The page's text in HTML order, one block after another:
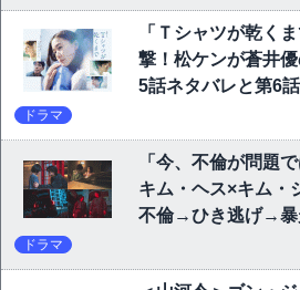
「Ｔシャツが乾く
撃！松ケンが蒼井
5話ネタバレと第6話
ドラマ
「今、不倫が問題
キム・ヘス×キム・
不倫→ひき逃げ→暴
ドラマ